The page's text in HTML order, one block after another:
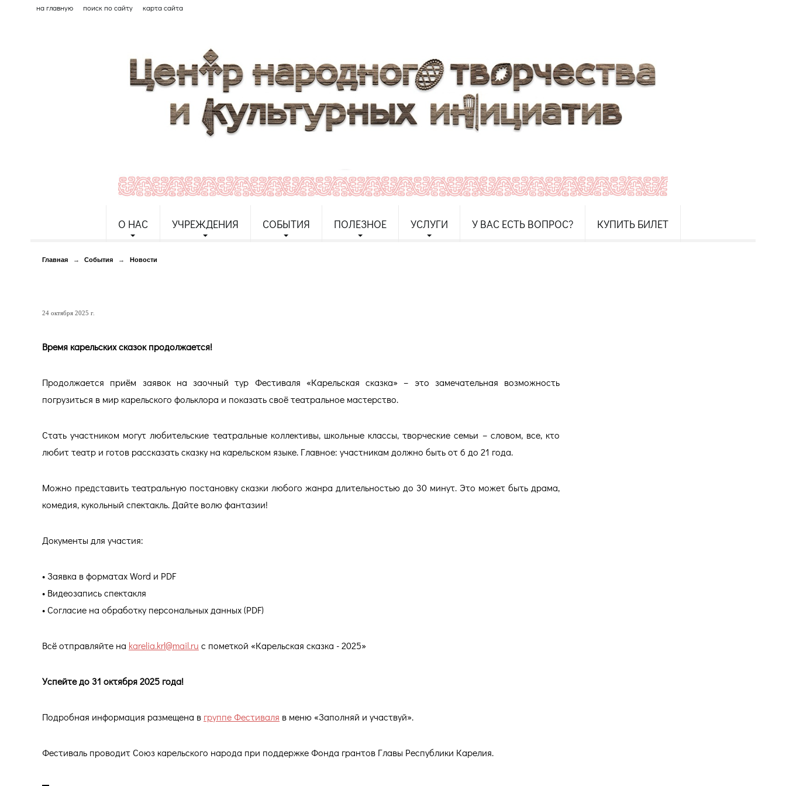
на главную поиск по сайту карта сайта
О НАС УЧРЕЖДЕНИЯ СОБЫТИЯ ПОЛЕЗНОЕ УСЛУГИ У ВАС ЕСТЬ ВОПРОС? КУПИТЬ БИЛЕТ
Главная → События → Новости
24 октября 2025 г.
Время карельских сказок продолжается!
Продолжается приём заявок на заочный тур Фестиваля «Карельская сказка» – это замечательная возможность
погрузиться в мир карельского фольклора и показать своё театральное мастерство.
Стать участником могут любительские театральные коллективы, школьные классы, творческие семьи – словом, все, кто
любит театр и готов рассказать сказку на карельском языке. Главное: участникам должно быть от 6 до 21 года.
Можно представить театральную постановку сказки любого жанра длительностью до 30 минут. Это может быть драма,
комедия, кукольный спектакль. Дайте волю фантазии!
Документы для участия:
• Заявка в форматах Word и PDF
• Видеозапись спектакля
• Согласие на обработку персональных данных (PDF)
Всё отправляйте на karelia.krl@mail.ru с пометкой «Карельская сказка - 2025»
Успейте до 31 октября 2025 года!
Подробная информация размещена в группе Фестиваля в меню «Заполняй и участвуй».
Фестиваль проводит Союз карельского народа при поддержке Фонда грантов Главы Республики Карелия.